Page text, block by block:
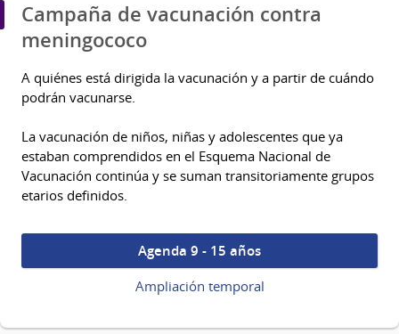
Campaña de vacunación contra
meningococo
A quiénes está dirigida la vacunación y a partir de cuándo
podrán vacunarse.
La vacunación de niños, niñas y adolescentes que ya
estaban comprendidos en el Esquema Nacional de
Vacunación continúa y se suman transitoriamente grupos
etarios definidos.
Agenda 9 - 15 años
Ampliación temporal